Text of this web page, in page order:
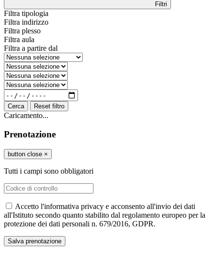
Filtri
Filtra tipologia
Filtra indirizzo
Filtra plesso
Filtra aula
Filtra a partire dal
Cerca Reset filtro
Caricamento...
Prenotazione
button close ×
Tutti i campi sono obbligatori
Accetto l'informativa privacy e acconsento all'invio dei dati
all'Istituto secondo quanto stabilito dal regolamento europeo per la
protezione dei dati personali n. 679/2016, GDPR.